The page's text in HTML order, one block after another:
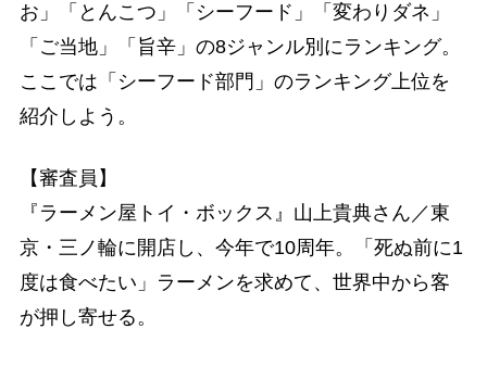
お」「とんこつ」「シーフード」「変わりダネ」
「ご当地」「旨辛」の8ジャンル別にランキング。
ここでは「シーフード部門」のランキング上位を
紹介しよう。
【審査員】
『ラーメン屋トイ・ボックス』山上貴典さん／東
京・三ノ輪に開店し、今年で10周年。「死ぬ前に1
度は食べたい」ラーメンを求めて、世界中から客
が押し寄せる。